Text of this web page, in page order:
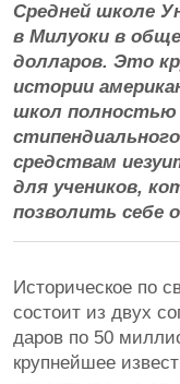
Средней школе
в Милуоки в
долларов. Это
истории
школ полностью
средствам
для учеников,
позволить себе
Историческое по
состоит из двух
даров по 50
крупнейшее